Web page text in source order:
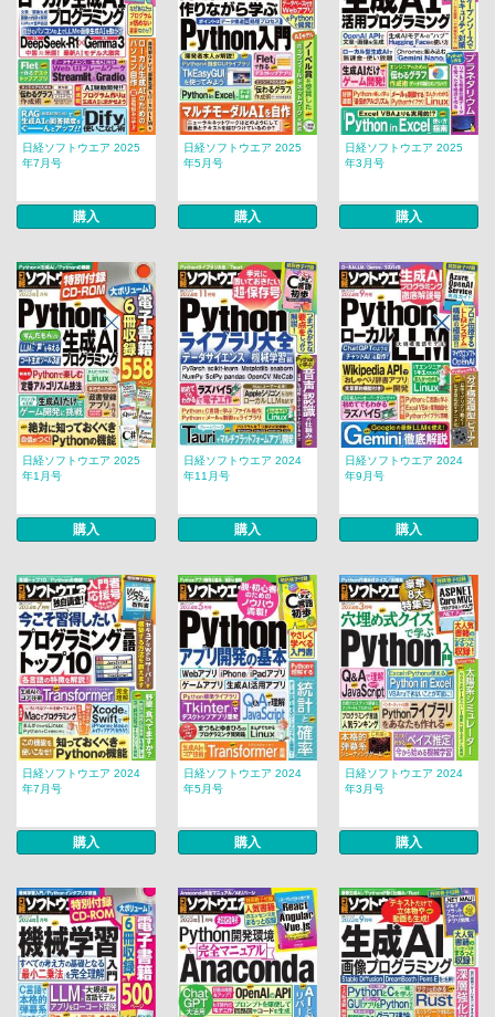
日経ソフトウエア 2025
年7月号
購入
日経ソフトウエア 2025
年5月号
購入
日経ソフトウエア 2025
年3月号
購入
日経ソフトウエア 2025
年1月号
購入
日経ソフトウエア 2024
年11月号
購入
日経ソフトウエア 2024
年9月号
購入
日経ソフトウエア 2024
年7月号
購入
日経ソフトウエア 2024
年5月号
購入
日経ソフトウエア 2024
年3月号
購入